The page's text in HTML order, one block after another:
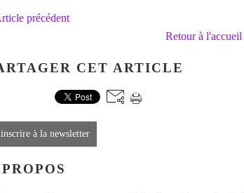
précédent
Retour à l'accueil
CET ARTICLE
à la newsletter